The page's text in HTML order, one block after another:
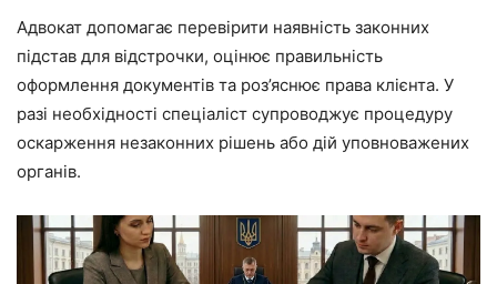
Адвокат допомагає перевірити наявність законних
підстав для відстрочки, оцінює правильність
оформлення документів та роз’яснює права клієнта. У
разі необхідності спеціаліст супроводжує процедуру
оскарження незаконних рішень або дій уповноважених
органів.